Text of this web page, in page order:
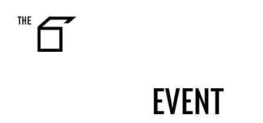
EVENT